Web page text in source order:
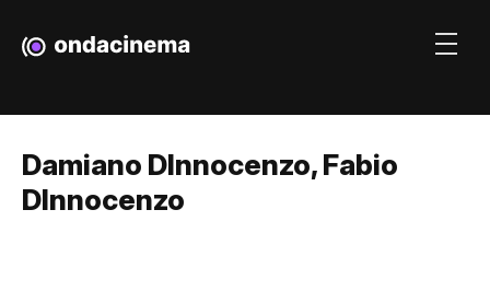
Damiano DInnocenzo, Fabio
DInnocenzo